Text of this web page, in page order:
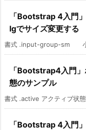
「Bootstrap 4入
lgでサイズ変更する
書式 .input-group-sm 小
「Bootstrap4入門
態のサンプル
書式 .active アクティブ状
「Bootstrap 4入門